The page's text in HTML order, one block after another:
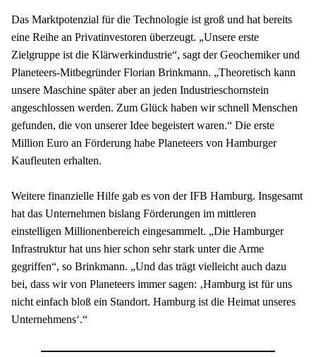
Das Marktpotenzial für die Technologie ist groß und hat bereits
eine Reihe an Privatinvestoren überzeugt. „Unsere erste
Zielgruppe ist die Klärwerkindustrie“, sagt der Geochemiker und
Planeteers-Mitbegründer Florian Brinkmann. „Theoretisch kann
unsere Maschine später aber an jeden Industrieschornstein
angeschlossen werden. Zum Glück haben wir schnell Menschen
gefunden, die von unserer Idee begeistert waren.“ Die erste
Million Euro an Förderung habe Planeteers von Hamburger
Kaufleuten erhalten.
Weitere finanzielle Hilfe gab es von der IFB Hamburg. Insgesamt
hat das Unternehmen bislang Förderungen im mittleren
einstelligen Millionenbereich eingesammelt. „Die Hamburger
Infrastruktur hat uns hier schon sehr stark unter die Arme
gegriffen“, so Brinkmann. „Und das trägt vielleicht auch dazu
bei, dass wir von Planeteers immer sagen: ‚Hamburg ist für uns
nicht einfach bloß ein Standort. Hamburg ist die Heimat unseres
Unternehmens‘.“